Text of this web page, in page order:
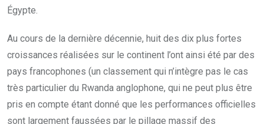
Égypte.
Au cours de la dernière décennie, huit des dix plus fortes
croissances réalisées sur le continent l’ont ainsi été par des
pays francophones (un classement qui n’intègre pas le cas
très particulier du Rwanda anglophone, qui ne peut plus être
pris en compte étant donné que les performances officielles
sont largement faussées par le pillage massif des